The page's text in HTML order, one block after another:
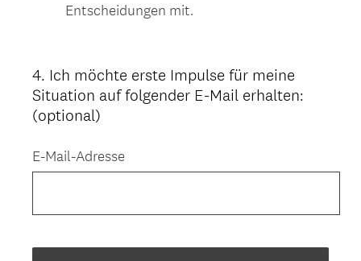
Entscheidungen mit.
Question
Title
4. Ich möchte erste Impulse für meine
Situation auf folgender E-Mail erhalten:
(optional)
E-Mail-Adresse